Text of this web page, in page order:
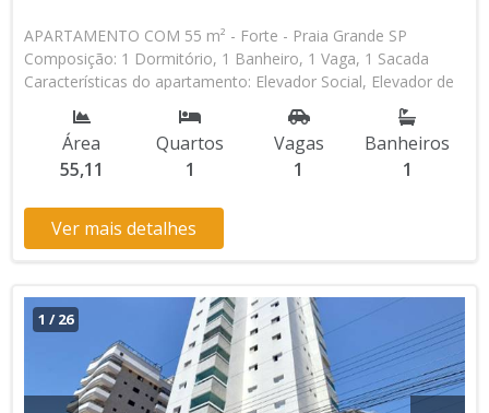
APARTAMENTO COM 55 m² - Forte - Praia Grande SP
Composição: 1 Dormitório, 1 Banheiro, 1 Vaga, 1 Sacada
Características do apartamento: Elevador Social, Elevador de
Serviço, Piscina, Salão de Jogos, Salão de Festas, Espaço
Gourmet * Os valores e disponibilidade podem ser alterados
sem prévio aviso. Favor verificar entrando em contato com
nossa equipe
Área
55,11
Quartos
1
Vagas
1
Banheiros
1
Ver mais detalhes
1 /26